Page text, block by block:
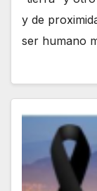
y de
ser humano